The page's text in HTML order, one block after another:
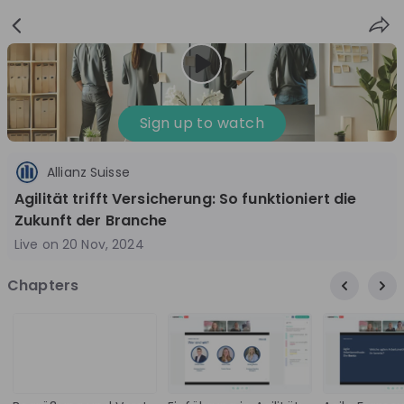
Login
up
Follow Share
Allianz Suisse
Insurance
Live streams Recordings
Sign up to watch
Allianz Suisse
Agilität trifft Versicherung: So funktioniert die
Zukunft der Branche
Live on 20 Nov, 2024
Chapters